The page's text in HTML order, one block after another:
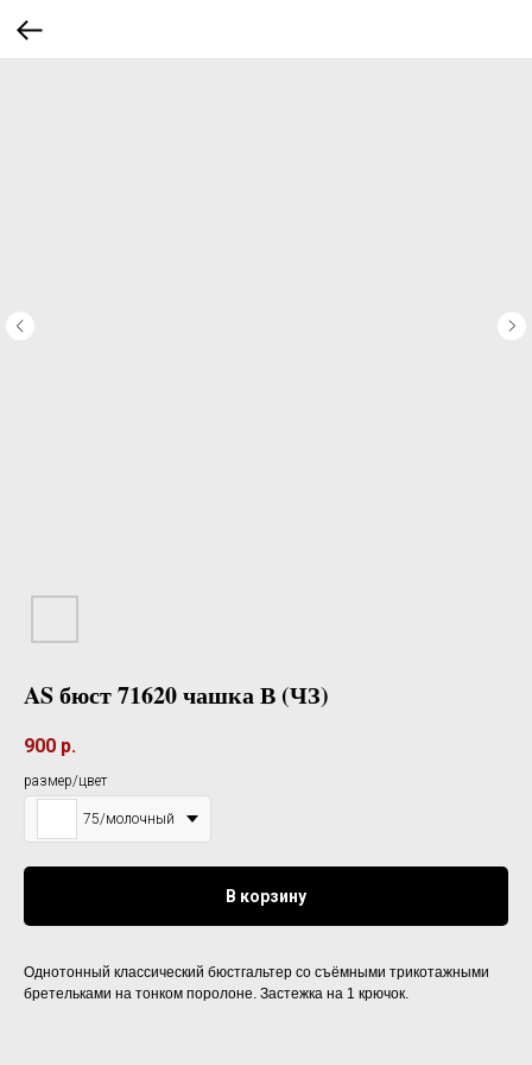
AS бюст 71620 чашка В (ЧЗ)
900 р.
размер/цвет
75/молочный
В корзину
Однотонный классический бюстгальтер со съёмными трикотажными
бретельками на тонком поролоне. Застежка на 1 крючок.